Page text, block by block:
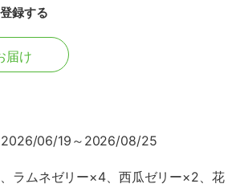
録する
届け
2026/06/19～2026/08/25
ラムネゼリー×4、西瓜ゼリー×2、花